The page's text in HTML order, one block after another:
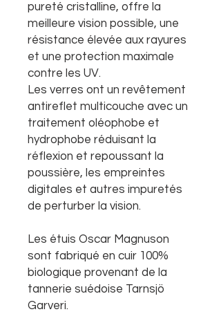
pureté cristalline, offre la
meilleure vision possible, une
résistance élevée aux rayures
et une protection maximale
contre les UV.
Les verres ont un revêtement
antireflet multicouche avec un
traitement oléophobe et
hydrophobe réduisant la
réflexion et repoussant la
poussière, les empreintes
digitales et autres impuretés
de perturber la vision.
Les étuis Oscar Magnuson
sont fabriqué en cuir 100%
biologique provenant de la
tannerie suédoise Tarnsjö
Garveri.